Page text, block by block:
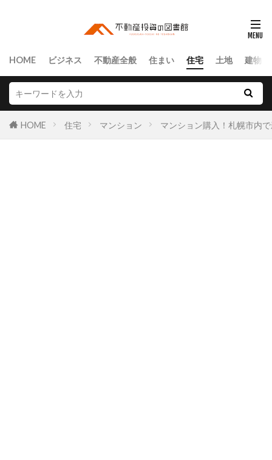
HOME ビジネス 不動産全般 住まい 住宅 土地 建物
HOME 住宅 マンション マンション購入！札幌市内